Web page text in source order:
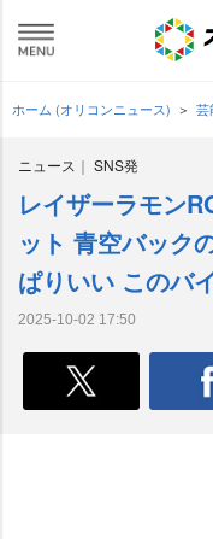
ホーム (オリコンニュース) 芸
ニュース SNS発
レイザーラモン
ット 青空バック
ぱりいい このバ
2025-10-02 17:50